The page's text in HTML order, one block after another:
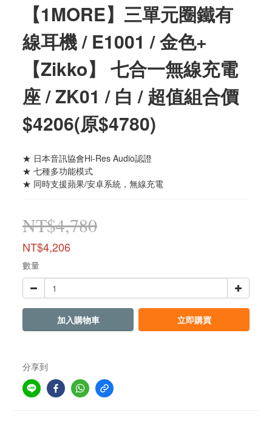
【1MORE】三單元圈鐵有
線耳機 / E1001 / 金色+
【Zikko】 七合一無線充電
座 / ZK01 / 白 / 超值組合價
$4206(原$4780)
★ 日本音訊協會Hi-Res Audio認證
★ 七種多功能模式
★ 同時支援蘋果/安卓系統，無線充電
NT$4,780
NT$4,206
數量
加入購物車 立即購買
分享到